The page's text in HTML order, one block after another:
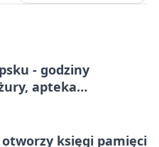
- godziny
apteka
otworzy księgi pamięci